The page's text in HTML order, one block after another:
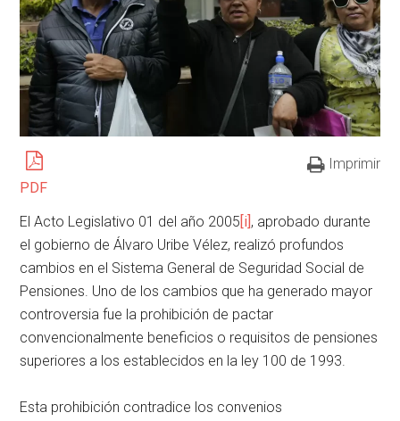
PDF
Imprimir
El Acto Legislativo 01 del año 2005 [i] , aprobado durante
el gobierno de Álvaro Uribe Vélez, realizó profundos
cambios en el Sistema General de Seguridad Social de
Pensiones. Uno de los cambios que ha generado mayor
controversia fue la prohibición de pactar
convencionalmente beneficios o requisitos de pensiones
superiores a los establecidos en la ley 100 de 1993.
Esta prohibición contradice los convenios